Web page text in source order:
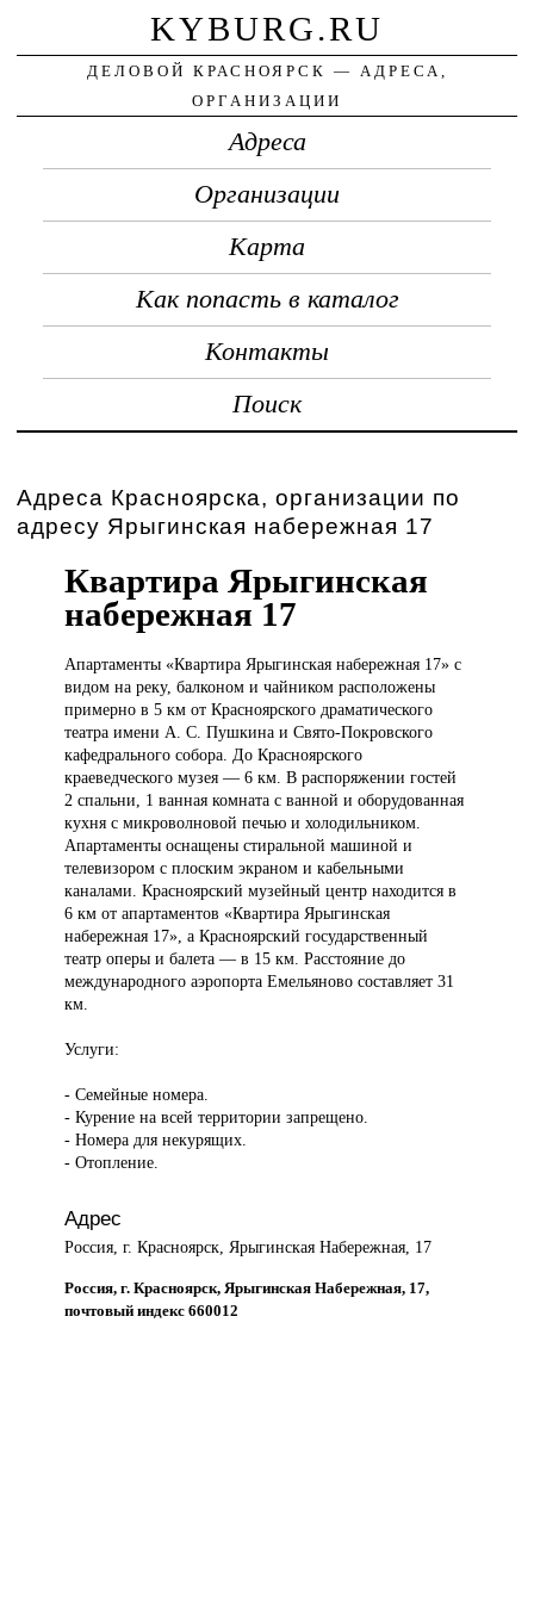
KYBURG.RU
ДЕЛОВОЙ КРАСНОЯРСК — АДРЕСА,
ОРГАНИЗАЦИИ
Адреса
Организации
Карта
Как попасть в каталог
Контакты
Поиск
Адреса Красноярска, организации по
адресу Ярыгинская набережная 17
Квартира Ярыгинская
набережная 17
Апартаменты «КвартираЯрыгинская набережная 17» с
видом на реку, балконом и чайником расположены
примерно в 5 км от Красноярского драматического
театра имени А. С. Пушкина и Свято-Покровского
кафедрального собора. До Красноярского
краеведческого музея — 6 км. В распоряжении гостей
2 спальни, 1 ванная комната с ванной и оборудованная
кухня с микроволновой печью и холодильником.
Апартаменты оснащены стиральной машиной и
телевизором с плоским экраном и кабельными
каналами. Красноярский музейный центр находится в
6 км от апартаментов «Квартира Ярыгинская
набережная 17», а Красноярский государственный
театр оперы и балета — в 15 км. Расстояние до
международного аэропорта Емельяново составляет 31
км.
Услуги:
- Семейные номера.
- Курение на всей территории запрещено.
- Номера для некурящих.
- Отопление.
Адрес
Россия, г. Красноярск, Ярыгинская Набережная, 17
Россия, г. Красноярск, Ярыгинская Набережная, 17,
почтовый индекс 660012